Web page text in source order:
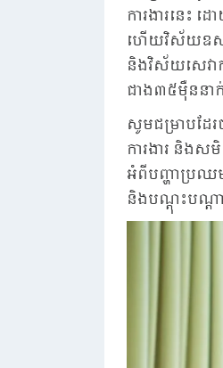
ការងារនេះ
ហើយវិស័យឧស្ស
និងវិស័យសេវាក
ជាង៣៥ម៉ឺននា
សូមជម្រាបដែ
ការងារ និងស
អំពីបញ្ហាប្រឈ
និងបណ្តុះបណ្តា